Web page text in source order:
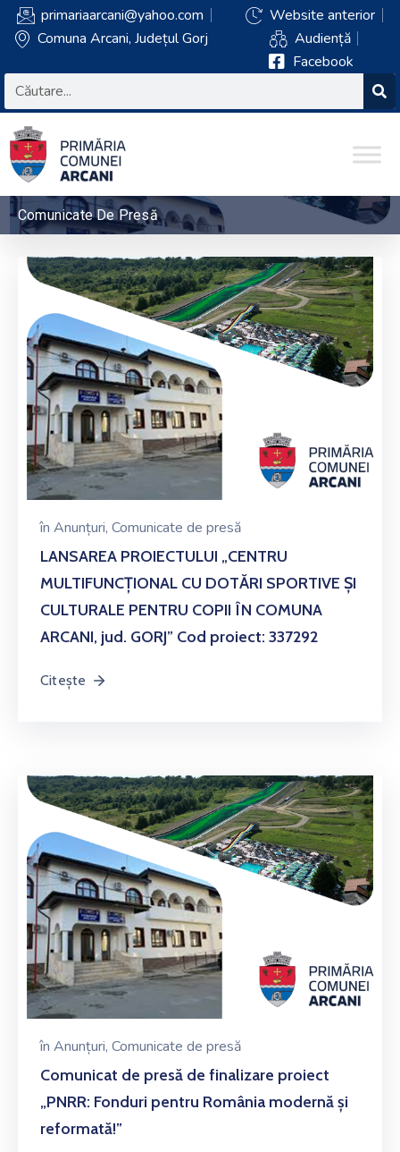
primariaarcani@yahoo.com
Comuna Arcani, Județul Gorj
Website anterior
Audiență
Facebook
Comunicate De Presă
în Anunțuri‚ Comunicate de presă
LANSAREA PROIECTULUI „CENTRU
MULTIFUNCȚIONAL CU DOTĂRI SPORTIVE ȘI
CULTURALE PENTRU COPII ÎN COMUNA
ARCANI, jud. GORJ” Cod proiect: 337292
Citește
în Anunțuri‚ Comunicate de presă
Comunicat de presă de finalizare proiect
„PNRR: Fonduri pentru România modernă și
reformată!”